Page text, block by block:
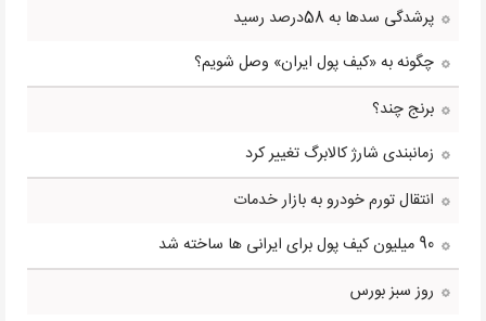
پرشدگی سدها به 58درصد رسید
چگونه به «کیف پول ایران» وصل شویم؟
برنج چند؟
زمانبندی شارژ کالابرگ تغییر کرد
انتقال تورم خودرو به بازار خدمات
90 میلیون کیف پول برای ایرانی ها ساخته شد
روز سبز بورس